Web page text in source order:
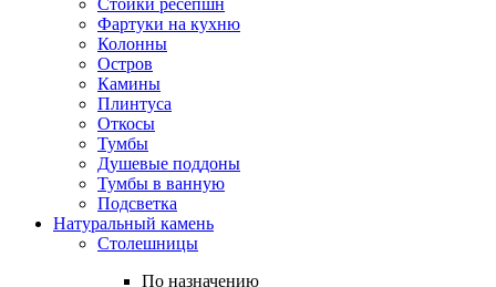
Стойки ресепшн
Фартуки на кухню
Колонны
Остров
Камины
Плинтуса
Откосы
Тумбы
Душевые поддоны
Тумбы в ванную
Подсветка
Натуральный камень
Столешницы
По назначению